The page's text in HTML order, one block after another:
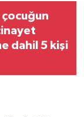
çocuğun
dahil 5 kişi